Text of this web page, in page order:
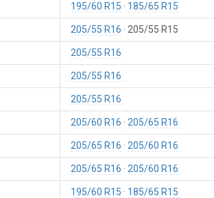
195/60 R15 185/65 R15
205/55 R16 205/55 R15
205/55 R16
205/55 R16
205/55 R16
205/60 R16 205/65 R16
205/65 R16 205/60 R16
205/65 R16 205/60 R16
195/60 R15 185/65 R15